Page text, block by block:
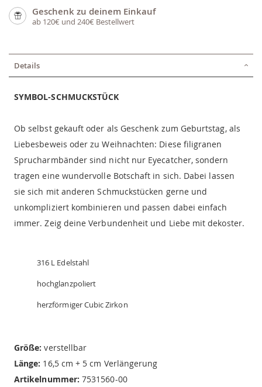
Geschenk zu deinem Einkauf
ab 120€ und 240€ Bestellwert
Details
SYMBOL-SCHMUCKSTÜCK
Ob selbst gekauft oder als Geschenk zum Geburtstag, als
Liebesbeweis oder zu Weihnachten: Diese filigranen
Sprucharmbänder sind nicht nur Eyecatcher, sondern
tragen eine wundervolle Botschaft in sich. Dabei lassen
sie sich mit anderen Schmuckstücken gerne und
unkompliziert kombinieren und passen dabei einfach
immer. Zeig deine Verbundenheit und Liebe mit dekoster.
316 L Edelstahl
hochglanzpoliert
herzförmiger Cubic Zirkon
Größe: verstellbar
Länge: 16,5 cm + 5 cm Verlängerung
Artikelnummer: 7531560-00